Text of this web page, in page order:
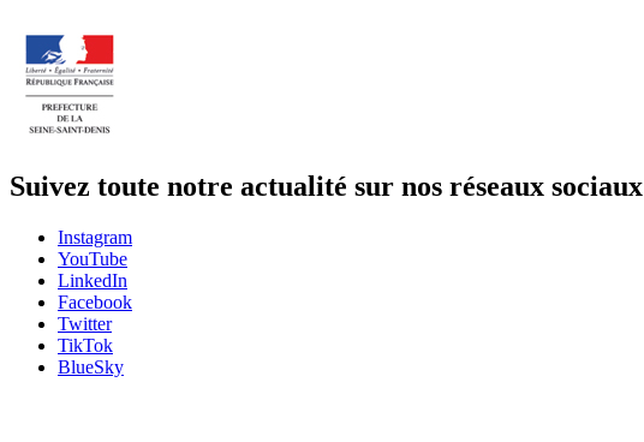
Suivez toute notre actualité sur nos réseaux sociaux
Instagram
YouTube
LinkedIn
Facebook
Twitter
TikTok
BlueSky